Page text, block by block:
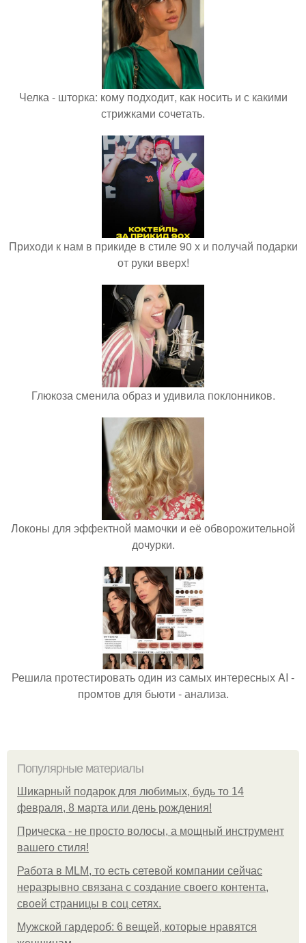
Челка - шторка: кому подходит, как носить и с какими
стрижками сочетать.
Приходи к нам в прикиде в стиле 90 х и получай подарки
от руки вверх!
Глюкоза сменила образ и удивила поклонников.
Локоны для эффектной мамочки и её обворожительной
дочурки.
Решила протестировать один из самых интересных AI -
промтов для бьюти - анализа.
Популярные материалы
Шикарный подарок для любимых, будь то 14
февраля, 8 марта или день рождения!
Прическа - не просто волосы, а мощный инструмент
вашего стиля!
Работа в MLM, то есть сетевой компании сейчас
неразрывно связана с создание своего контента,
своей страницы в соц сетях.
Мужской гардероб: 6 вещей, которые нравятся